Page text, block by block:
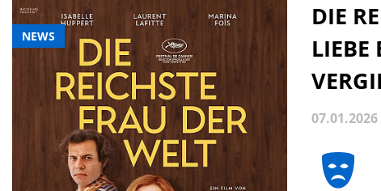
NEWS
DIE
LIEBE
07.01.2026